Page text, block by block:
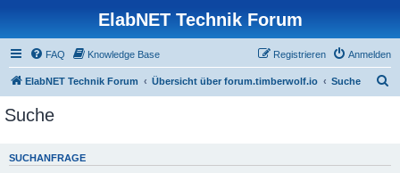
ElabNET Technik Forum
FAQ Knowledge Base Anmelden
Registrieren
ElabNET Technik Forum Übersicht über forum.timberwolf.io Suche
e
Suche
SUCHANFRAGE